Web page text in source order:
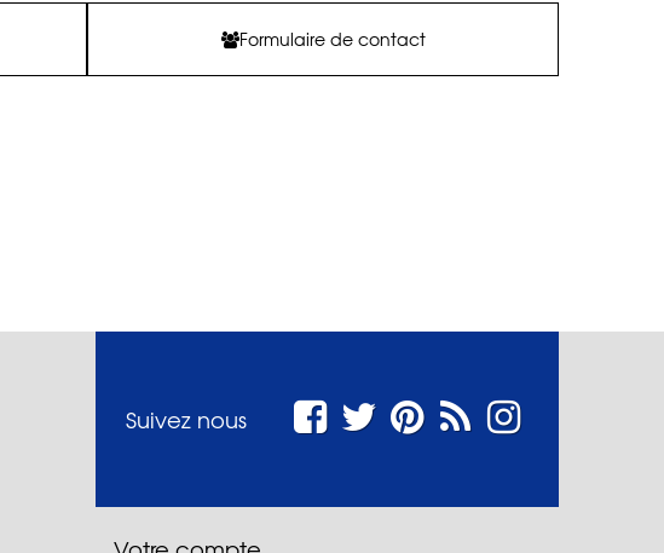
Formulaire de contact
Suivez nous